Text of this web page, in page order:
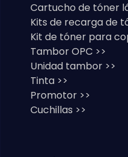
Cartucho de tóner
Kits de recarga de
Kit de tóner para
Tambor OPC >>
Unidad tambor >>
Tinta >>
Promotor >>
Cuchillas >>